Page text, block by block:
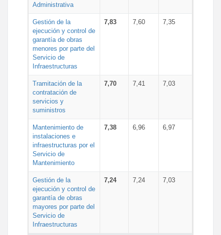
Administrativa
Gestión de la
ejecución y control de
garantía de obras
menores por parte del
Servicio de
Infraestructuras
7,83 7,60 7,35
Tramitación de la
contratación de
servicios y
suministros
7,70 7,41 7,03
Mantenimiento de
instalaciones e
infraestructuras por el
Servicio de
Mantenimiento
7,38 6,96 6,97
Gestión de la
ejecución y control de
garantía de obras
mayores por parte del
Servicio de
Infraestructuras
7,24 7,24 7,03